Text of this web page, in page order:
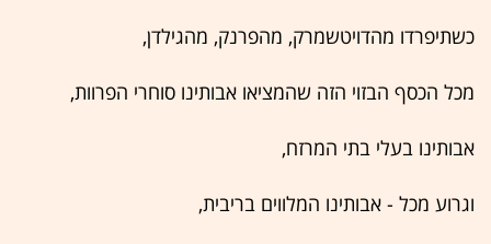
כשתיפרדו מהדויטשמרק, מהפרנק, מהגילדן,
מכל הכסף הבזוי הזה שהמציאו אבותינו סוחרי הפרוות,
אבותינו בעלי בתי המרזח,
וגרוע מכל - אבותינו המלווים בריבית,